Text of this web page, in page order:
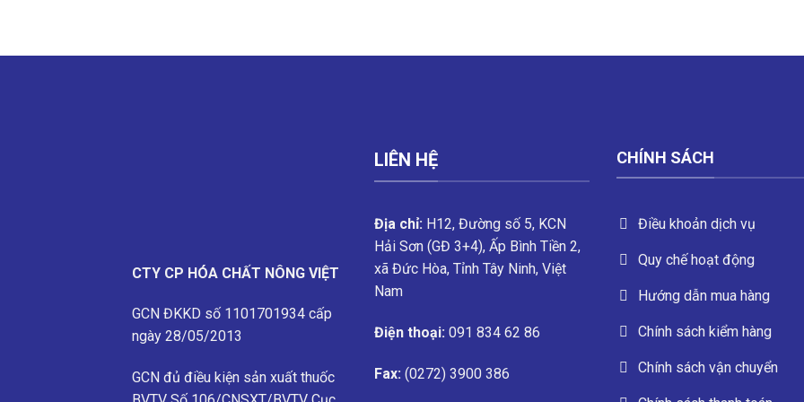
CTY CP HÓA CHẤT NÔNG VIỆT
GCN ĐKKD số 1101701934 cấp
ngày 28/05/2013
GCN đủ điều kiện sản xuất thuốc
LIÊN HỆ
Địa chỉ: H12, Đường số 5, KCN
Hải Sơn (GĐ 3+4), Ấp Bình Tiền 2,
xã Đức Hòa, Tỉnh Tây Ninh, Việt
Nam
Điện thoại: 091 834 62 86
Fax: (0272) 3900 386
CHÍNH SÁCH
Điều khoản dịch vụ
Quy chế hoạt động
Hướng dẫn mua hàng
Chính sách kiểm hàng
Chính sách vận chuyển